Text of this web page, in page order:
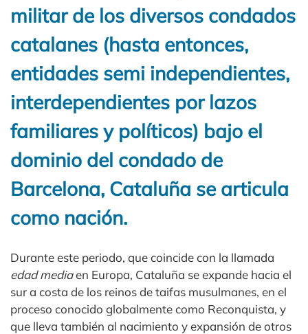
militar de los diversos condados
catalanes (hasta entonces,
entidades semi independientes,
interdependientes por lazos
familiares y políticos) bajo el
dominio del condado de
Barcelona, Cataluña se articula
como nación.
Durante este periodo, que coincide con la llamada
edad mediaen Europa, Cataluña se expande hacia el
sur a costa de los reinos de taifas musulmanes, en el
proceso conocido globalmente como Reconquista, y
que lleva también al nacimiento y expansión de otros